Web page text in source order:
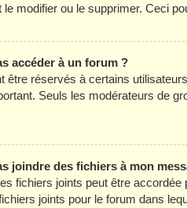
modifier ou le supprimer. Ceci
accéder à un forum ?
être réservés à certains
Seuls les modérateurs de
joindre des fichiers à mon
fichiers joints peut être
joints pour le forum dans